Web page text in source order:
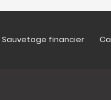
Sauvetage financier